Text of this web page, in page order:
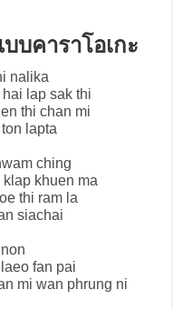
บคาราโอเกะ
nalika
lap sak thi
thi chan mi
lapta
ching
khuen ma
thi ram la
siachai
fan pai
mi wan phrung ni